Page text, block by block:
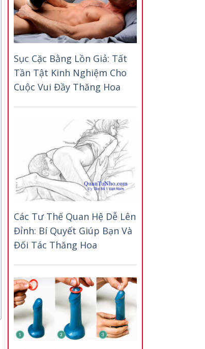
Sục Cặc Bằng Lồn Giả: Tất
Tần Tật Kinh Nghiệm Cho
Cuộc Vui Đầy Thăng Hoa
Các Tư Thế Quan Hệ Dễ Lên
Đỉnh: Bí Quyết Giúp Bạn Và
Đối Tác Thăng Hoa